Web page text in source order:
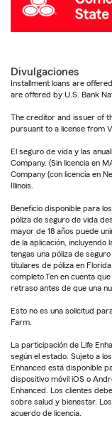
Divulgaciones
Installment loans are
are offered by U.S. Bank
The creditor and issuer of
pursuant to a license from
El seguro de vida y las
Company. (Sin licencia en
Company (con licencia en
Illinois.
Beneficio disponible para
póliza de seguro de vida
mayor de 18 años puede
de la aplicación, incluyendo
tengas una póliza de
titulares de póliza en
completo.Ten en cuenta
retraso antes de que una
Esto no es una solicitud
Farm.
La participación de Life
según el estado. Sujeto a
Enhanced está disponible
dispositivo móvil iOS o
Enhanced. Los clientes
sobre salud y bienestar.
acuerdo de licencia.